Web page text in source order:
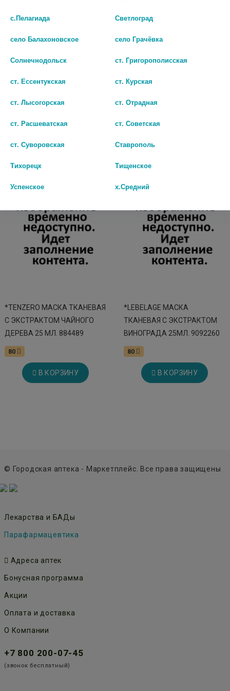
*LEBELAGE МАСКА
ЮДЗУ 25Г. 9092246
80
В КОРЗИНУ
*TENZERO МАСКА ТКАНЕВАЯ
25 МЛ. 883673
90
*TENZERO МАСКА ТКАНЕВАЯ
С ЭКСТРАКТОМ ЧАЙНОГО
ДЕРЕВА 25 МЛ. 884489
80
В КОРЗИНУ
*LEBELAGE МАСКА
ТКАНЕВАЯ С ЭКСТРАКТОМ
ВИНОГРАДА 25МЛ. 9092260
80
В КОРЗИНУ
© Городская аптека - Маркетплейс. Все права защищены
Лекарства и БАДы
Парафармацевтика
Адреса аптек
Бонусная программа
Акции
Оплата и доставка
О Компании
+7 800 200-07-45
(звонок бесплатный)
с.Пелагиада Светлоград
село Балахоновское село Грачёвка
Солнечнодольск ст. Григорополисская
ст. Ессентукская ст. Курская
ст. Лысогорская ст. Отрадная
ст. Расшеватская ст. Советская
ст. Суворовская Ставрополь
Тихорецк Тищенское
Успенское х.Средний